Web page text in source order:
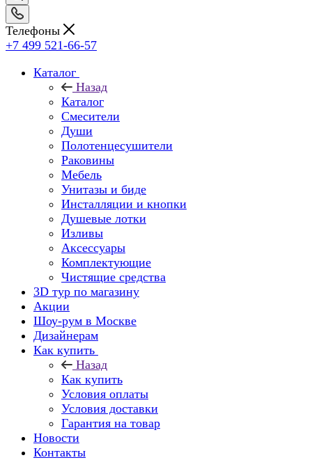
Телефоны
+7 499 521-66-57
Каталог
Назад
Каталог
Смесители
Души
Полотенцесушители
Раковины
Мебель
Унитазы и биде
Инсталляции и кнопки
Душевые лотки
Изливы
Аксессуары
Комплектующие
Чистящие средства
3D тур по магазину
Акции
Шоу-рум в Москве
Дизайнерам
Как купить
Назад
Как купить
Условия оплаты
Условия доставки
Гарантия на товар
Новости
Контакты